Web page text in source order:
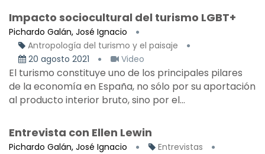
Impacto sociocultural del turismo LGBT+
Pichardo Galán, José Ignacio
Antropología del turismo y el paisaje
20 agosto 2021
Video
El turismo constituye uno de los principales pilares
de la economía en España, no sólo por su aportación
al producto interior bruto, sino por el...
Entrevista con Ellen Lewin
Pichardo Galán, José Ignacio
Entrevistas